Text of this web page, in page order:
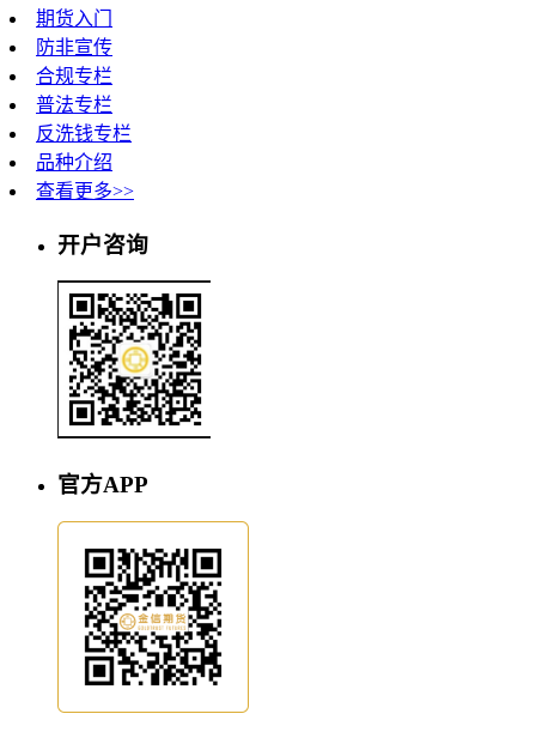
期货入门
防非宣传
合规专栏
普法专栏
反洗钱专栏
品种介绍
查看更多>>
开户咨询
官方APP